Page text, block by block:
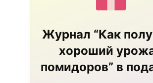
Журнал “Как
хороший
помидоров” в